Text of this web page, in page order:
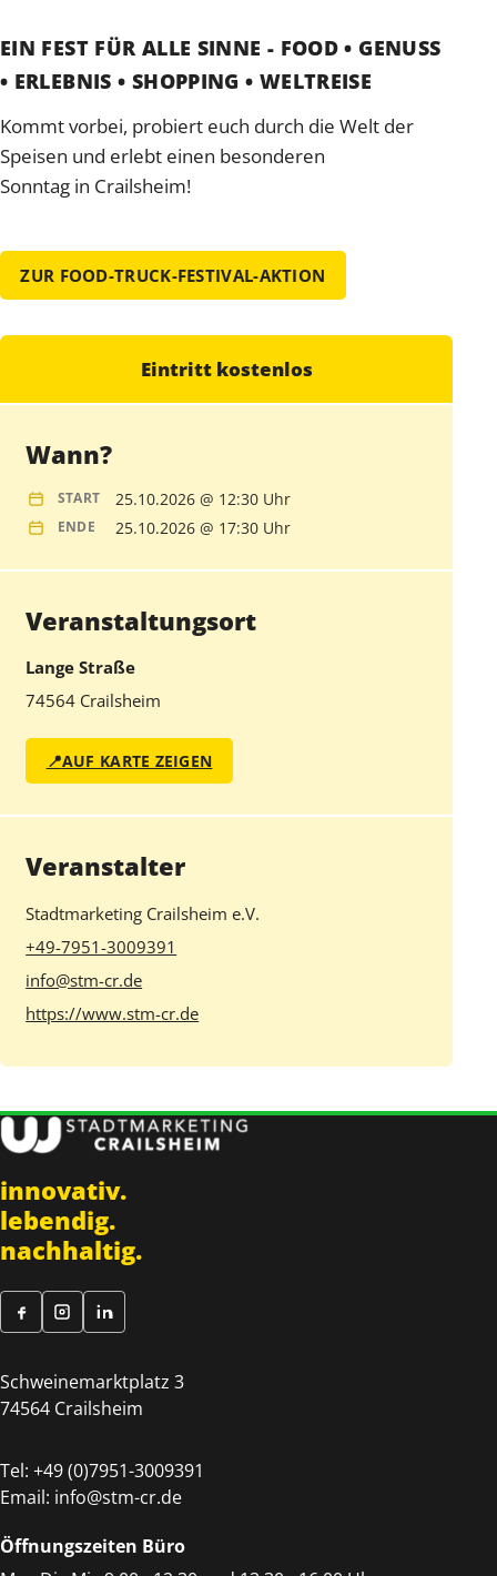
EIN FEST FÜR ALLE SINNE - FOOD • GENUSS
• ERLEBNIS • SHOPPING • WELTREISE
Kommt vorbei, probiert euch durch die Welt der
Speisen und erlebt einen besonderen
Sonntag in Crailsheim!
ZUR FOOD-TRUCK-FESTIVAL-AKTION
Eintritt kostenlos
Wann?
START 25.10.2026 @ 12:30 Uhr
ENDE 25.10.2026 @ 17:30 Uhr
Veranstaltungsort
Lange Straße
74564 Crailsheim
📍AUF KARTE ZEIGEN
Veranstalter
Stadtmarketing Crailsheim e.V.
+49-7951-3009391
info@stm-cr.de
https://www.stm-cr.de
innovativ.
lebendig.
nachhaltig.
Schweinemarktplatz 3
74564 Crailsheim
Tel: +49 (0)7951-3009391
Email: info@stm-cr.de
Öffnungszeiten Büro